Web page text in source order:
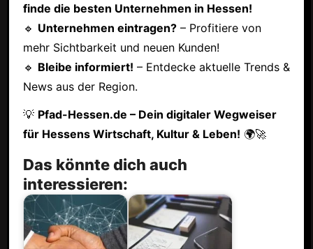
finde die besten Unternehmen in Hessen!
🔹 Unternehmen eintragen?– Profitiere von
mehr Sichtbarkeit und neuen Kunden!
🔹 Bleibe informiert! – Entdecke aktuelle Trends &
News aus der Region.
💡 Pfad-Hessen.de – Dein digitaler Wegweiser
für Hessens Wirtschaft, Kultur & Leben! 🌍🚀
Das könnte dich auch
interessieren: